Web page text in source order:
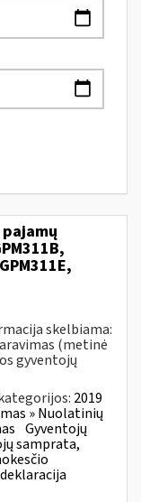
skelbiama:
(metinė
gyventojų
2019
» Nuolatinių
Gyventojų
samprata,